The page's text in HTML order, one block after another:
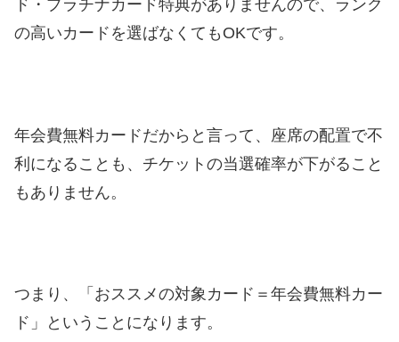
ド・プラチナカード特典がありませんので、ランク
の高いカードを選ばなくてもOKです。
年会費無料カードだからと言って、座席の配置で不
利になることも、チケットの当選確率が下がること
もありません。
つまり、「おススメの対象カード＝年会費無料カー
ド」ということになります。